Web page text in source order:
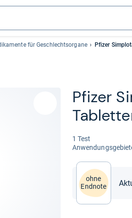
für Geschlechtsorgane Pfizer
Pfi­zer
1 Test
ohne
Endnote